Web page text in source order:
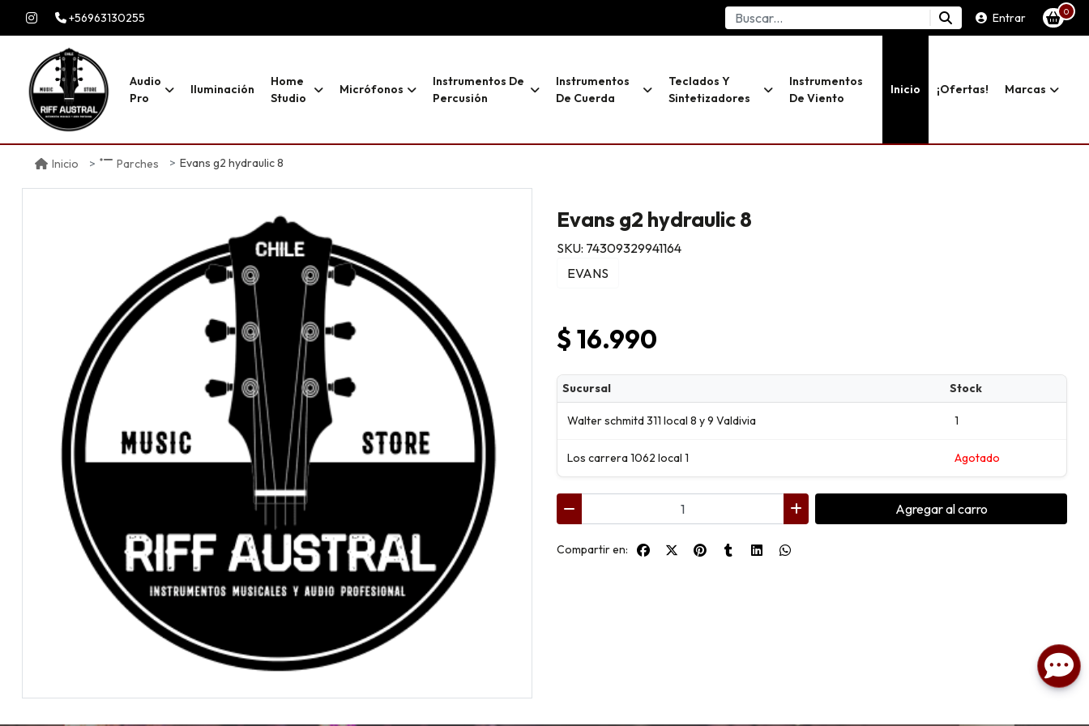
+56963130255 Entrar 0
Audio
Pro
Iluminación
Home
Studio
Micrófonos
Instrumentos De
Percusión
Instrumentos
De Cuerda
Teclados Y
Sintetizadores
Instrumentos
De Viento
Inicio ¡ofertas! Marcas
Inicio Parches Evans g2 hydraulic 8
Evans g2 hydraulic 8
SKU: 74309329941164
EVANS
$ 16.990
Sucursal Stock
Walter schmitd 311 local 8 y 9 Valdivia 1
Los carrera 1062 local 1 Agotado
Agregaral carro
Compartir en: